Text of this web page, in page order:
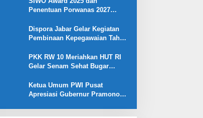
Penentuan Porwanas 2027
Dispora Jabar Gelar Kegiatan
Pembinaan Kepegawaian Tahun
Gubernur Jabar
PKK RW 10 Meriahkan HUT RI
Gelar Senam Sehat Bugar
Ketua Umum PWI Pusat
Apresiasi Gubernur Pramono